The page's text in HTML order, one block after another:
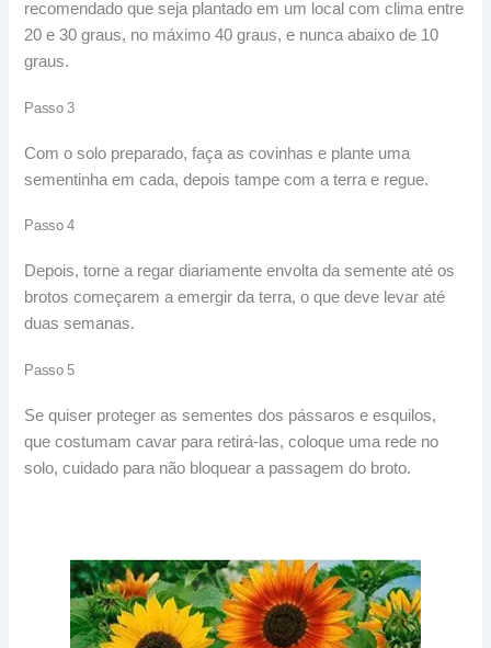
recomendado que seja plantado em um local com clima entre
20 e 30 graus, no máximo 40 graus, e nunca abaixo de 10
graus.
Passo 3
Com o solo preparado, faça as covinhas e plante uma
sementinha em cada, depois tampe com a terra e regue.
Passo 4
Depois, torne a regar diariamente envolta da semente até os
brotos começarem a emergir da terra, o que deve levar até
duas semanas.
Passo 5
Se quiser proteger as sementes dos pássaros e esquilos,
que costumam cavar para retirá-las, coloque uma rede no
solo, cuidado para não bloquear a passagem do broto.